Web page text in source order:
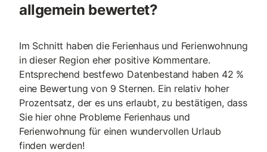
allgemein bewertet?
Im Schnitt haben die Ferienhaus und Ferienwohnung
in dieser Region eher positive Kommentare.
Entsprechend bestfewo Datenbestand haben 42 %
eine Bewertung von 9 Sternen. Ein relativ hoher
Prozentsatz, der es uns erlaubt, zu bestätigen, dass
Sie hier ohne Probleme Ferienhaus und
Ferienwohnung für einen wundervollen Urlaub
finden werden!